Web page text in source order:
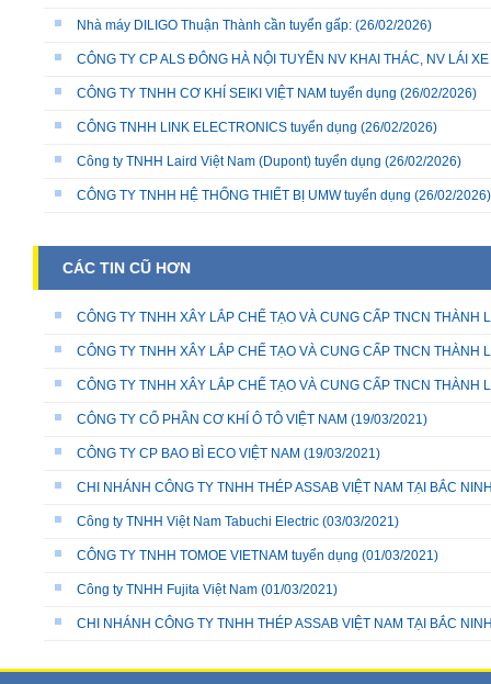
Nhà máy DILIGO Thuận Thành cần tuyển gấp: (26/02/2026)
CÔNG TY CP ALS ĐÔNG HÀ NỘI TUYỂN NV KHAI THÁC, NV LÁI
CÔNG TY TNHH CƠ KHÍ SEIKI VIỆT NAM tuyển dụng (26/02/2026)
CÔNG TNHH LINK ELECTRONICS tuyển dụng (26/02/2026)
Công ty TNHH Laird Việt Nam (Dupont) tuyển dụng (26/02/2026)
CÔNG TY TNHH HỆ THỐNG THIẾT BỊ UMW tuyển dụng (26/02/2026)
CÁC TIN CŨ HƠN
CÔNG TY TNHH XÂY LẮP CHẾ TẠO VÀ CUNG CẤP TNCN THÀNH
CÔNG TY TNHH XÂY LẮP CHẾ TẠO VÀ CUNG CẤP TNCN THÀNH
CÔNG TY TNHH XÂY LẮP CHẾ TẠO VÀ CUNG CẤP TNCN THÀNH
CÔNG TY CỔ PHẦN CƠ KHÍ Ô TÔ VIỆT NAM (19/03/2021)
CÔNG TY CP BAO BÌ ECO VIỆT NAM (19/03/2021)
CHI NHÁNH CÔNG TY TNHH THÉP ASSAB VIỆT NAM TẠI BẮC
Công ty TNHH Việt Nam Tabuchi Electric (03/03/2021)
CÔNG TY TNHH TOMOE VIETNAM tuyển dụng (01/03/2021)
Công ty TNHH Fujita Việt Nam (01/03/2021)
CHI NHÁNH CÔNG TY TNHH THÉP ASSAB VIỆT NAM TẠI BẮC